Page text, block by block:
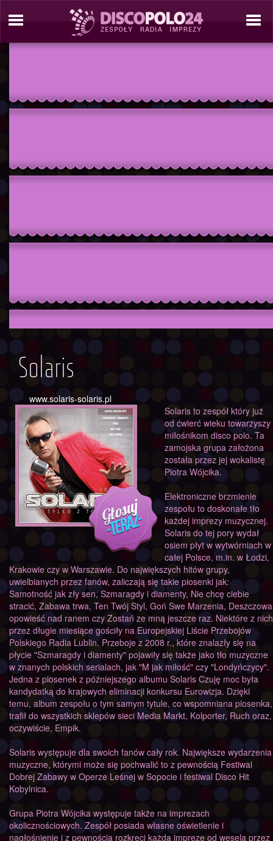
./tresc/zespol_informacje.php./include/site_tools/
Solaris
www.solaris-solaris.pl
Solaris to zespół który już
od ćwierć wieku towarzyszy
miłośnikom disco polo. Ta
zamojska grupa założona
została przez jej wokalistę
Piotra Wójcika.
Elektroniczne brzmienie
zespołu to doskonałe tło
każdej imprezy muzycznej.
Solaris do tej pory wydał
osiem płyt w wytwórniach w
całej Polsce, m.in. w Łodzi,
Krakowie czy w Warszawie. Do największych hitów grupy,
uwielbianych przez fanów, zaliczają się takie piosenki jak:
Samotność jak zły sen, Szmaragdy i diamenty, Nie chcę ciebie
stracić, Zabawa trwa, Ten Twój Styl, Goń Swe Marzenia, Deszczowa
opowieść nad ranem czy Zostań ze mną jeszcze raz. Niektóre z nich
przez długie miesiące gościły na Europejskiej Liście Przebojów
Polskiego Radia Lublin. Przeboje z 2008 r., które znalazły się na
płycie "Szmaragdy i diamenty" pojawiły się także jako tło muzyczne
w znanych polskich serialach, jak "M jak miłość" czy "Londyńczycy".
Jedna z piosenek z późniejszego albumu Solaris Czuję moc była
kandydatką do krajowych eliminacji konkursu Eurowizja. Dzięki
temu, album zespołu o tym samym tytule, co wspomniana piosenka,
trafił do wszystkich sklepów sieci Media Markt, Kolporter, Ruch oraz,
oczywiście, Empik.
Solaris występuje dla swoich fanów cały rok. Największe wydarzenia
muzyczne, którymi może się pochwalić to z pewnością Festiwal
Dobrej Zabawy w Operze Leśnej w Sopocie i festiwal Disco Hit
Kobylnica.
Grupa Piotra Wójcika występuje także na imprezach
okolicznościowych. Zespół posiada własne oświetlenie i
nagłośnienie i z pewnością rozkręci każdą imprezę od wesela przez